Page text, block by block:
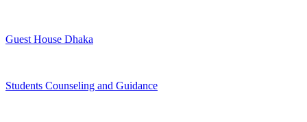
Guest House Dhaka
Students Counseling and Guidance